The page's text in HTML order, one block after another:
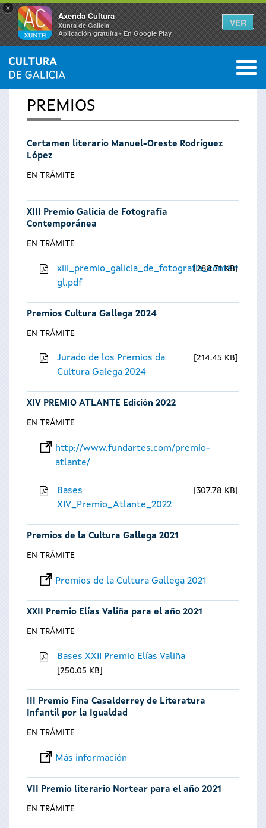
×
Axenda Cultura
Xunta de Galicia
Aplicación gratuíta - En Google Play
VER
Se
encuentra
usted
aquí
INICIO 0
PREMIOS
Certamen literario Manuel-Oreste Rodríguez
López
EN TRÁMITE
XIII Premio Galicia de Fotografía
Contemporánea
EN TRÁMITE
gl.pdf
288.71 KB
Premios Cultura Gallega 2024
EN TRÁMITE
Jurado de los Premios da
Cultura Galega 2024
214.45 KB
XIV PREMIO ATLANTE Edición 2022
EN TRÁMITE
http://www.fundartes.com/premio-
atlante/
Bases
XIV_Premio_Atlante_2022
307.78 KB
Premios de la Cultura Gallega 2021
EN TRÁMITE
Premios de la Cultura Gallega 2021
XXII Premio Elías Valiña para el año 2021
EN TRÁMITE
Bases XXII Premio Elías Valiña
250.05 KB
III Premio Fina Casalderrey de Literatura
Infantil por la Igualdad
EN TRÁMITE
Más información
VII Premio literario Nortear para el año 2021
EN TRÁMITE